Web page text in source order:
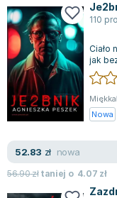
110
Ciało
jak
Miękka
Nowa
52.83 zł nowa
56.90złtaniej o 4.07 zł